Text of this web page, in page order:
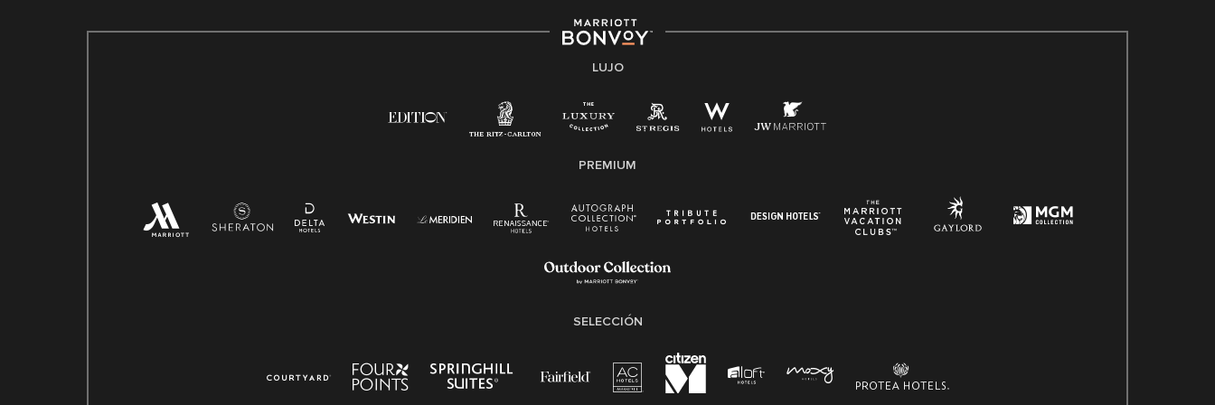
motivos de discapacidad, condición de veterano o
cualquier otra base protegida por leyes federales,
E-Verify Inglés/Español
Derecho a trabajar inglés/español
(EPPA)
Ley de licencia familiar y médica (FMLA)
LUJO
PREMIUM
SELECCIÓN